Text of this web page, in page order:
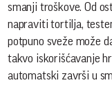
smanji troškove. Od
napraviti tortilja,
potpuno sveže može
takvo iskorišćavanje
automatski završi u